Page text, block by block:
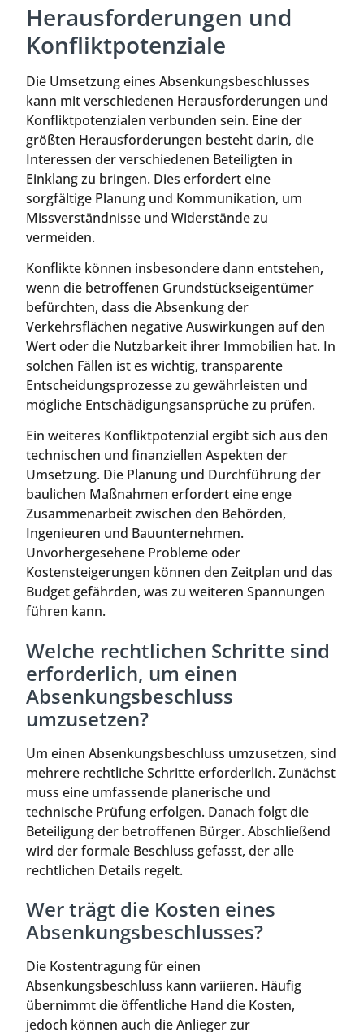
Herausforderungen und
Konfliktpotenziale
Die Umsetzung eines Absenkungsbeschlusses
kann mit verschiedenen Herausforderungen und
Konfliktpotenzialen verbunden sein. Eine der
größten Herausforderungen besteht darin, die
Interessen der verschiedenen Beteiligten in
Einklang zu bringen. Dies erfordert eine
sorgfältige Planung und Kommunikation, um
Missverständnisse und Widerstände zu
vermeiden.
Konflikte können insbesondere dann entstehen,
wenn die betroffenen Grundstückseigentümer
befürchten, dass die Absenkung der
Verkehrsflächen negative Auswirkungen auf den
Wert oder die Nutzbarkeit ihrer Immobilien hat. In
solchen Fällen ist es wichtig, transparente
Entscheidungsprozesse zu gewährleisten und
mögliche Entschädigungsansprüche zu prüfen.
Ein weiteres Konfliktpotenzial ergibt sich aus den
technischen und finanziellen Aspekten der
Umsetzung. Die Planung und Durchführung der
baulichen Maßnahmen erfordert eine enge
Zusammenarbeit zwischen den Behörden,
Ingenieuren und Bauunternehmen.
Unvorhergesehene Probleme oder
Kostensteigerungen können den Zeitplan und das
Budget gefährden, was zu weiteren Spannungen
führen kann.
Welche rechtlichen Schritte sind
erforderlich, um einen
Absenkungsbeschluss
umzusetzen?
Um einen Absenkungsbeschluss umzusetzen, sind
mehrere rechtliche Schritte erforderlich. Zunächst
muss eine umfassende planerische und
technische Prüfung erfolgen. Danach folgt die
Beteiligung der betroffenen Bürger. Abschließend
wird der formale Beschluss gefasst, der alle
rechtlichen Details regelt.
Wer trägt die Kosten eines
Absenkungsbeschlusses?
Die Kostentragung für einen
Absenkungsbeschluss kann variieren. Häufig
übernimmt die öffentliche Hand die Kosten,
jedoch können auch die Anlieger zur